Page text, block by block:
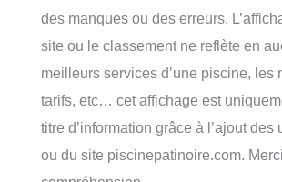
des manques ou des erreurs.
site ou le classement ne reflète en
meilleurs services d’une piscine, les
tarifs, etc… cet affichage est
titre d’information grâce à l’ajout des
ou du site piscinepatinoire.com.